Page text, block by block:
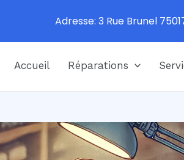
Accueil Réparations
Adresse: 3 Rue Brunel